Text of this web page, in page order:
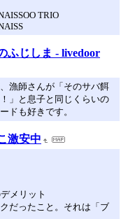
TRIO
ふじしま - livedoor
漁師さんが「そのサバ餌
」と息子と同じくらいの
ドも好きです。
激安中
メリット
だったこと。それは「ブ